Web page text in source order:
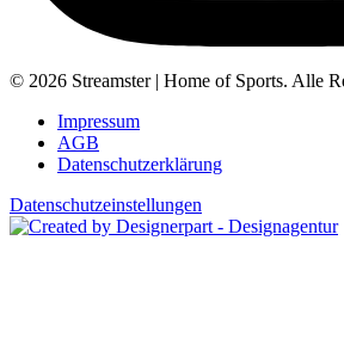
© 2026 Streamster | Home of Sports. Alle
Impressum
AGB
Datenschutzerklärung
Datenschutzeinstellungen